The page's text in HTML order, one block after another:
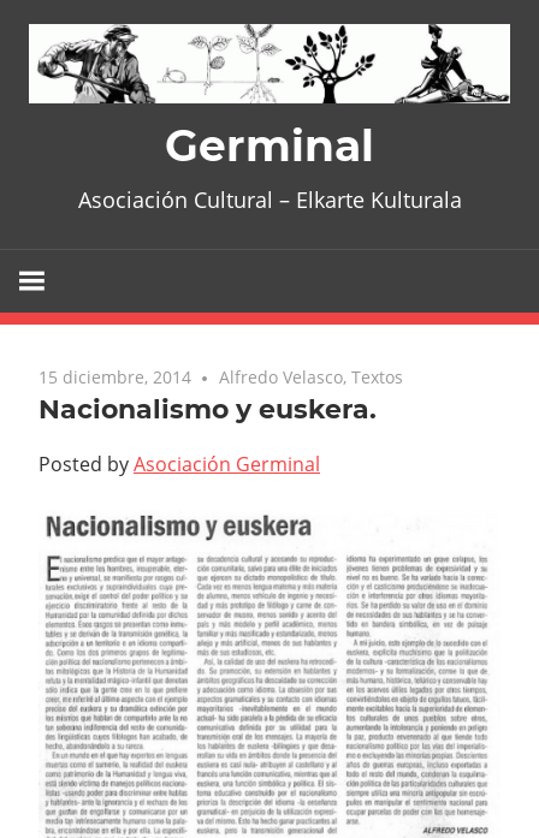
content
Germinal
Asociación Cultural – Elkarte Kulturala
15 diciembre, 2014 No comments
Alfredo Velasco,Textos
Nacionalismo y euskera.
Posted byAsociación Germinal